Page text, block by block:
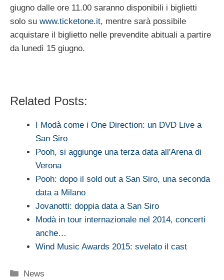
giugno dalle ore 11.00 saranno disponibili i biglietti
solo su www.ticketone.it, mentre sarà possibile
acquistare il biglietto nelle prevendite abituali a partire
da lunedì 15 giugno.
Related Posts:
I Modà come i One Direction: un DVD Live a
San Siro
Pooh, si aggiunge una terza data all'Arena di
Verona
Pooh: dopo il sold out a San Siro, una seconda
data a Milano
Jovanotti: doppia data a San Siro
Modà in tour internazionale nel 2014, concerti
anche…
Wind Music Awards 2015: svelato il cast
Categorie
News